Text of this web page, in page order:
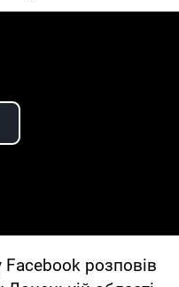
Video
Facebook розповів